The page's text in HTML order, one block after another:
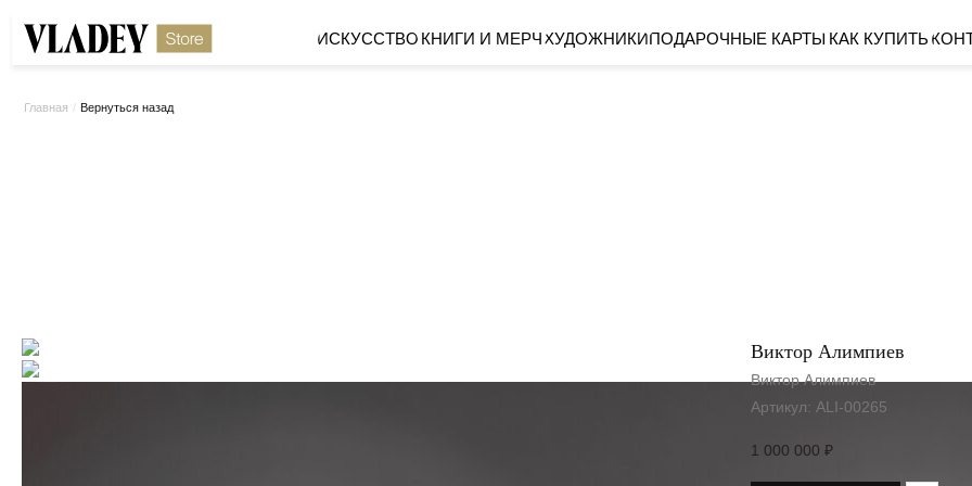
ИСКУССТВОКНИГИ И МЕРЧХУДОЖНИКИПОДАРОЧНЫЕ КАРТЫКАК КУПИТЬ КОНТАКТЫ
Виктор Алимпиев
Виктор Алимпиев
Артикул: ALI-00265
1 000 000 ₽